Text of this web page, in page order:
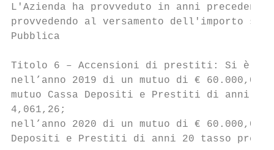
L'Azienda ha provveduto in anni
provvedendo al versamento dell'importo
Pubblica
Titolo 6 – Accensioni di prestiti: Si è
nell’anno 2019 di un mutuo di €
mutuo Cassa Depositi e Prestiti di anni 20
4,061,26;
nell’anno 2020 di un mutuo di €
Depositi e Prestiti di anni 20 tasso